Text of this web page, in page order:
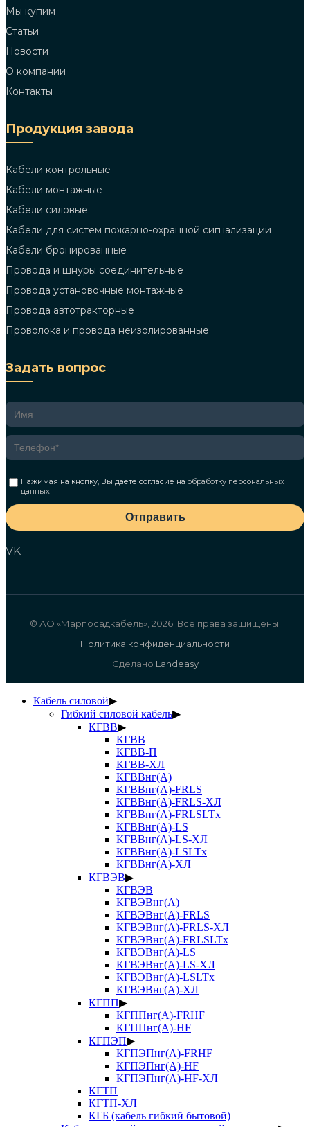
Мы купим
Статьи
Новости
О компании
Контакты
Продукция завода
Кабели контрольные
Кабели монтажные
Кабели силовые
Кабели для систем пожарно-охранной сигнализации
Кабели бронированные
Провода и шнуры соединительные
Провода установочные монтажные
Провода автотракторные
Проволока и провода неизолированные
Задать вопрос
Нажимая на кнопку, Вы даете согласие наобработку персональных
данных
Отправить
VK
© АО «Марпосадкабель», 2026. Все права защищены.
Политика конфиденциальности
Сделано Landeasy
Кабель силовой▶
Гибкий силовой кабель▶
КГВВ▶
КГВВ
КГВВ-П
КГВВ-ХЛ
КГВВнг(А)
КГВВнг(А)-FRLS
КГВВнг(А)-FRLS-ХЛ
КГВВнг(А)-FRLSLTx
КГВВнг(А)-LS
КГВВнг(А)-LS-ХЛ
КГВВнг(А)-LSLTx
КГВВнг(А)-ХЛ
КГВЭВ▶
КГВЭВ
КГВЭВнг(А)
КГВЭВнг(А)-FRLS
КГВЭВнг(А)-FRLS-ХЛ
КГВЭВнг(А)-FRLSLTx
КГВЭВнг(А)-LS
КГВЭВнг(А)-LS-ХЛ
КГВЭВнг(А)-LSLTx
КГВЭВнг(А)-ХЛ
КГПП▶
КГППнг(А)-FRHF
КГППнг(А)-HF
КГПЭП▶
КГПЭПнг(А)-FRHF
КГПЭПнг(А)-HF
КГПЭПнг(А)-HF-ХЛ
КГТП
КГТП-ХЛ
КГБ (кабель гибкий бытовой)